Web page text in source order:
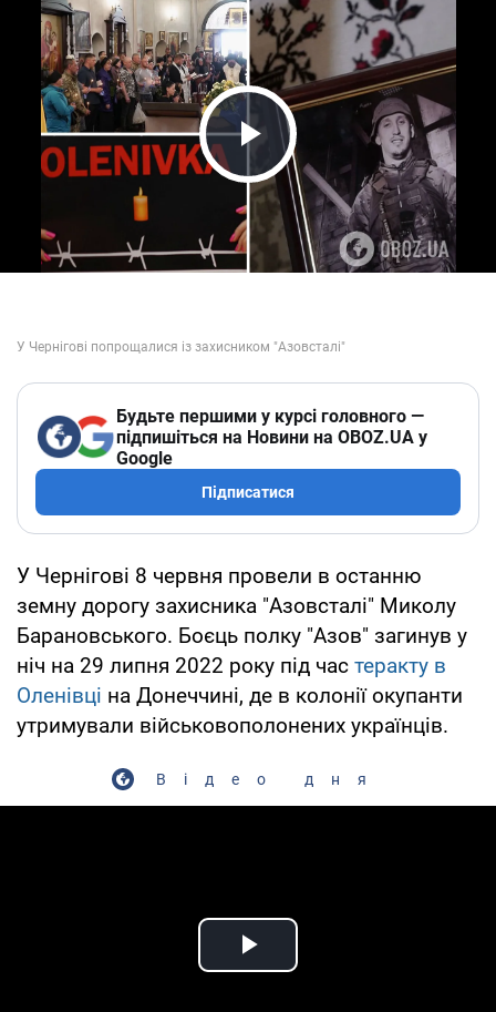
Play Video
Будьте першими у курсі головного —
підпишіться на Новини на OBOZ.UA у
Google
Підписатися
У Чернігові 8 червня провели в останню
земну дорогу захисника "Азовсталі" Миколу
Барановського. Боєць полку "Азов" загинув у
ніч на 29 липня 2022 року під час теракту в
Оленівці на Донеччині, де в колонії окупанти
утримували військовополонених українців.
Відео дня
Play Video